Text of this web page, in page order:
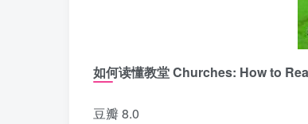
如何读懂教堂 Churches: How to
豆瓣 8.0